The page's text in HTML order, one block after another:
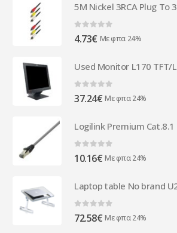
0out of 5
4.73€ Με φπα 24%
0 out of 5
37.24€ Με φπα 24%
0 out of 5
10.16€ Με φπα 24%
0out of 5
72.58€ Με φπα 24%